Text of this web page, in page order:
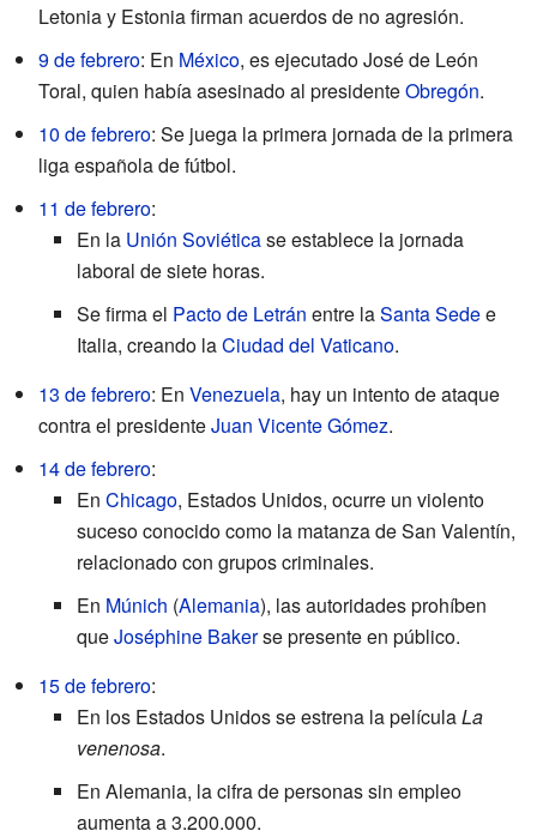
Letonia y Estonia firman acuerdos de no agresión.
9 de febrero: En México, es ejecutado José de León
Toral, quien había asesinado al presidenteObregón.
10 de febrero: Se juega la primera jornada de la primera
liga española de fútbol.
11 de febrero:
En la Unión Soviéticase establece la jornada
laboral de siete horas.
Se firma el Pacto de Letrán entre laSanta Sedee
Italia, creando laCiudad del Vaticano.
13 de febrero: En Venezuela, hay un intento de ataque
contra el presidenteJuan Vicente Gómez.
14 de febrero:
En Chicago, Estados Unidos, ocurre un violento
suceso conocido como la matanza de San Valentín,
relacionado con grupos criminales.
En Múnich (Alemania), las autoridades prohíben
queJoséphine Bakerse presente en público.
15 de febrero:
En los Estados Unidos se estrena la películaLa
venenosa.
En Alemania, la cifra de personas sin empleo
aumenta a 3.200.000.